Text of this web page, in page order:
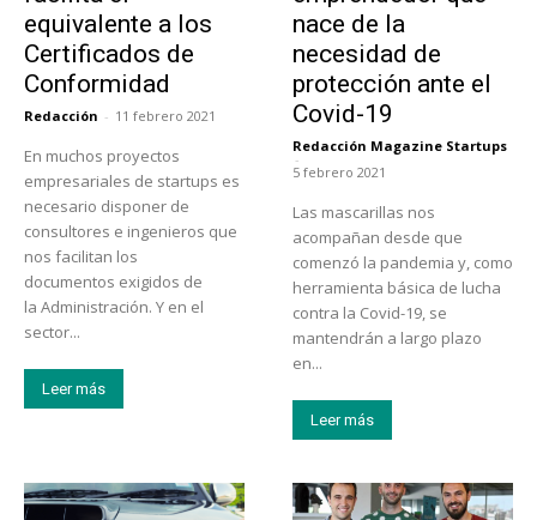
equivalente a los
Certificados de
Conformidad
Redacción - 11 febrero 2021
En muchos proyectos
empresariales de startups es
necesario disponer de
consultores e ingenieros que
nos facilitan los
documentos exigidos de
la Administración. Y en el
sector...
Leer más
nace de la
necesidad de
protección ante el
Covid-19
Redacción Magazine Startups
-
5 febrero 2021
Las mascarillas nos
acompañan desde que
comenzó la pandemia y, como
herramienta básica de lucha
contra la Covid-19, se
mantendrán a largo plazo
en...
Leer más